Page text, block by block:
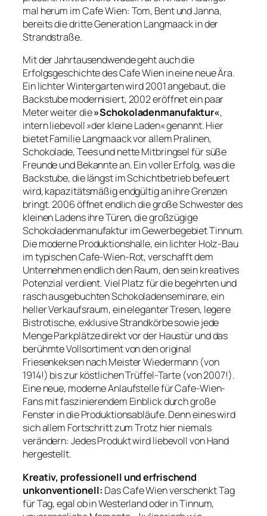
mal herum im Cafe Wien: Tom, Bent und Janna,
bereits die dritte Generation Langmaack in der
Strandstraße.
Mit der Jahrtausendwende geht auch die
Erfolgsgeschichte des Cafe Wien in eine neue Ära.
Ein lichter Wintergarten wird 2001 angebaut, die
Backstube modernisiert, 2002 eröffnet ein paar
Meter weiter die»Schokoladenmanufaktur«,
intern liebevoll »der kleine Laden« genannt. Hier
bietet Familie Langmaack vor allem Pralinen,
Schokolade, Tees und nette Mitbringsel für süße
Freunde und Bekannte an. Ein voller Erfolg, was die
Backstube, die längst im Schichtbetrieb befeuert
wird, kapazitätsmäßig endgültig an ihre Grenzen
bringt. 2006 öffnet endlich die große Schwester des
kleinen Ladens ihre Türen, die großzügige
Schokoladenmanufaktur im Gewerbegebiet Tinnum.
Die moderne Produktionshalle, ein lichter Holz-Bau
im typischen Cafe-Wien-Rot, verschafft dem
Unternehmen endlich den Raum, den sein kreatives
Potenzial verdient. Viel Platz für die begehrten und
rasch ausgebuchten Schokoladenseminare, ein
heller Verkaufsraum, ein eleganter Tresen, legere
Bistrotische, exklusive Strandkörbe sowie jede
Menge Parkplätze direkt vor der Haustür und das
berühmte Vollsortiment von den original
Friesenkeksen nach Meister Wiedermann (von
1914!) bis zur köstlichen Trüffel-Tarte (von 2007!).
Eine neue, moderne Anlaufstelle für Cafe-Wien-
Fans mit faszinierendem Einblick durch große
Fenster in die Produktionsabläufe. Denn eines wird
sich allem Fortschritt zum Trotz hier niemals
verändern: Jedes Produkt wird liebevoll von Hand
hergestellt.
Kreativ, professionell und erfrischend
unkonventionell: Das Cafe Wien verschenkt Tag
für Tag, egal ob in Westerland oder in Tinnum,